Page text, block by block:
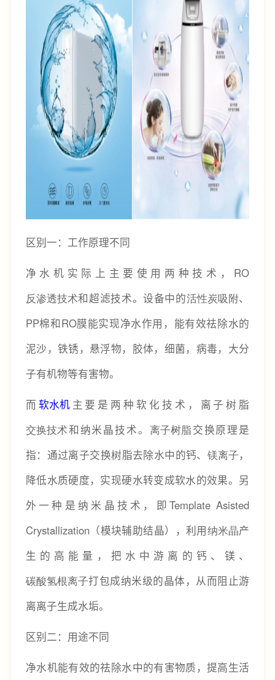
区别一：工作原理不同
净水机实际上主要使用两种技术，RO
反渗透技术和超滤技术。设备中的活性炭吸附、
PP棉和RO膜能实现净水作用，能有效祛除水的
泥沙，铁锈，悬浮物，胶体，细菌，病毒，大分
子有机物等有害物。
而 软水机主要是两种软化技术，离子树脂
交换技术和纳米晶技术。 离子树脂交换原理是
指：通过离子交换树脂去除水中的钙、 镁离子，
降低水质硬度，实现硬水转变成软水的效果。另
外一种是纳米晶技术，即Template Asisted
Crystallization（模块辅助结晶），利用纳米晶产
生的高能量，把水中游离的钙、镁、
碳酸氢根离子打包成纳米级的晶体，从而阻止游
离离子生成水垢。
区别二：用途不同
净水机能有效的祛除水中的有害物质，提高生活